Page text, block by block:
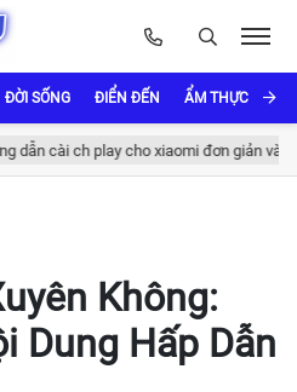
ĐỜI SỐNG ĐIỂN ĐẾN ẨM THỰC VÀ
ch play cho xiaomi đơn giản và nhanh
Không:
Dung Hấp Dẫn